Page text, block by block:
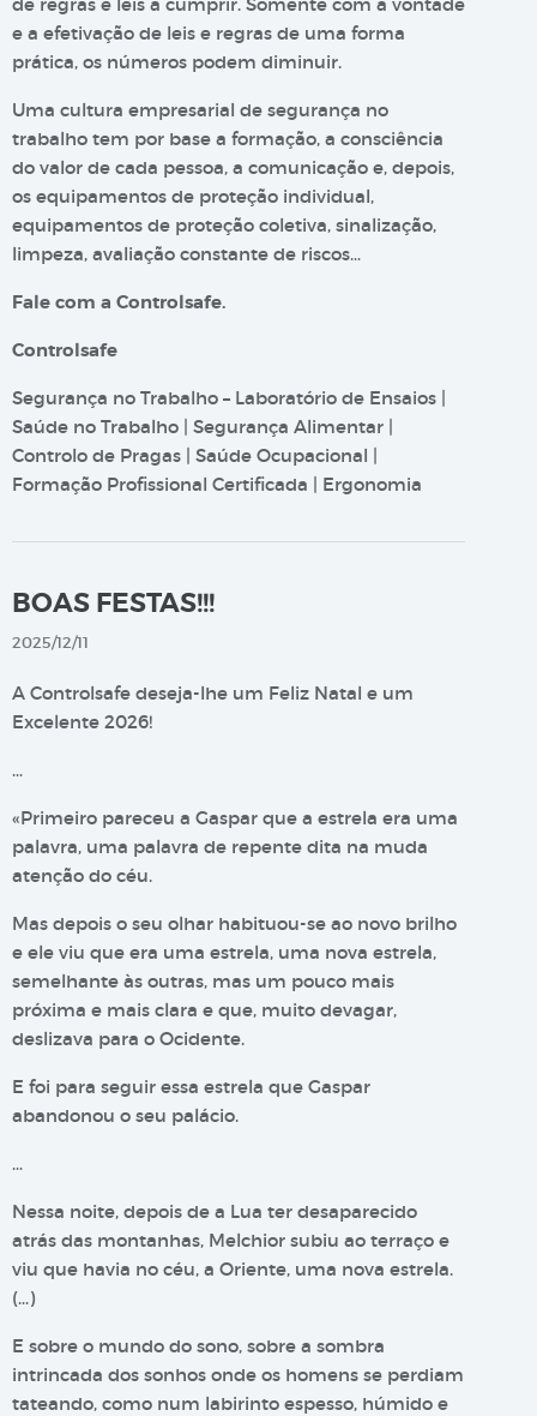
e a efetivação de leis e regras de uma forma
prática, os números podem diminuir.
Uma cultura empresarial de segurança no
trabalho tem por base a formação, a consciência
do valor de cada pessoa, a comunicação e, depois,
os equipamentos de proteção individual,
equipamentos de proteção coletiva, sinalização,
limpeza, avaliação constante de riscos…
Fale com a Controlsafe.
Controlsafe
Segurança no Trabalho – Laboratório de Ensaios |
Saúde no Trabalho | Segurança Alimentar |
Controlo de Pragas | Saúde Ocupacional |
Formação Profissional Certificada | Ergonomia
BOAS FESTAS!!!
2025/12/11
A Controlsafe deseja-lhe um Feliz Natal e um
Excelente 2026!
…
«Primeiro pareceu a Gaspar que a estrela era uma
palavra, uma palavra de repente dita na muda
atenção do céu.
Mas depois o seu olhar habituou-se ao novo brilho
e ele viu que era uma estrela, uma nova estrela,
semelhante às outras, mas um pouco mais
próxima e mais clara e que, muito devagar,
deslizava para o Ocidente.
E foi para seguir essa estrela que Gaspar
abandonou o seu palácio.
…
Nessa noite, depois de a Lua ter desaparecido
atrás das montanhas, Melchior subiu ao terraço e
viu que havia no céu, a Oriente, uma nova estrela.
(…)
E sobre o mundo do sono, sobre a sombra
intrincada dos sonhos onde os homens se perdiam
tateando, como num labirinto espesso, húmido e